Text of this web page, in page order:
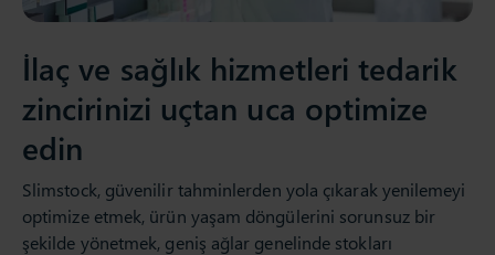
İlaç ve sağlık hizmetleri tedarik
zincirinizi uçtan uca optimize
edin
Slimstock, güvenilir tahminlerden yola çıkarak yenilemeyi
optimize etmek, ürün yaşam döngülerini sorunsuz bir
şekilde yönetmek, geniş ağlar genelinde stokları